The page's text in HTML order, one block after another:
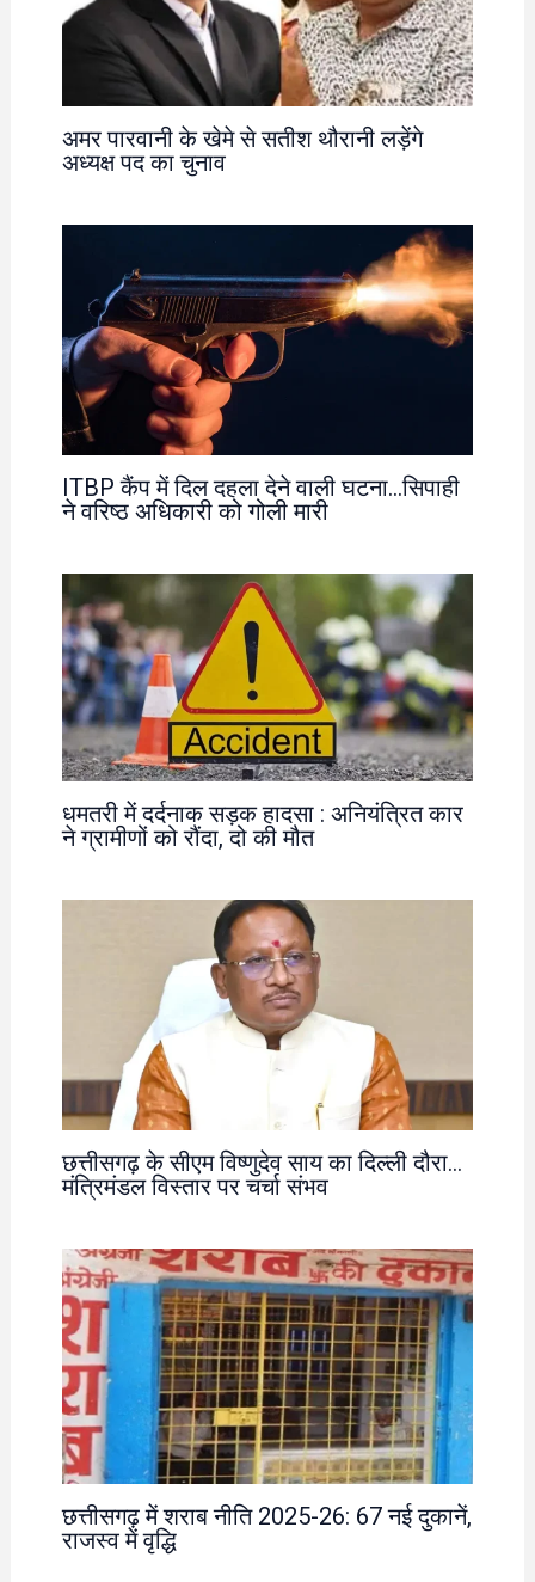
अमर पारवानी के खेमे से सतीश थौरानी लड़ेंगे
अध्यक्ष पद का चुनाव
ITBP कैंप में दिल दहला देने वाली घटना…सिपाही
ने वरिष्ठ अधिकारी को गोली मारी
धमतरी में दर्दनाक सड़क हादसा : अनियंत्रित कार
ने ग्रामीणों को रौंदा, दो की मौत
छत्तीसगढ़ के सीएम विष्णुदेव साय का दिल्ली दौरा…
मंत्रिमंडल विस्तार पर चर्चा संभव
छत्तीसगढ़ में शराब नीति 2025-26: 67 नई दुकानें,
राजस्व में वृद्धि